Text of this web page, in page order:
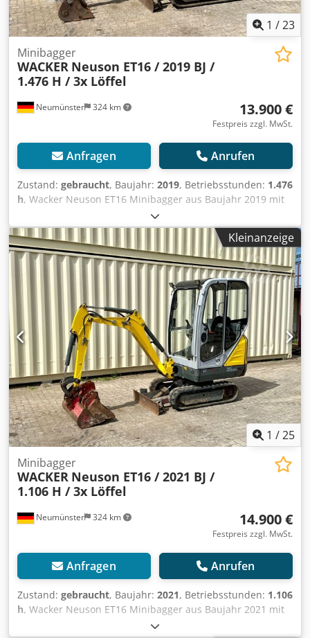
1 /23
Neumünster 324 km
Minibagger
WACKER Neuson ET16 / 2019 BJ /
1.476 H / 3x Löffel
13.900 €
Festpreis zzgl. MwSt.
Anfragen Anrufen
Zustand: gebraucht, Baujahr: 2019, Betriebsstunden: 1.476
h, Wacker Neuson ET16 Minibagger aus Baujahr 2019 mit
1.476 Betriebsstunden: ----* Hersteller: Wacker Neuson *
Typ: ET16 * Baujahr: 2019 * Abgelesene Betriebsstunden:
ca. 1.476 * Betriebsgewicht: ca. 1.715 Kg * Inkl. 3 x Löffel *
Volle Kabine * Verbreiterbares Laufwerk Crsdpfxjzq Aigj
Amujf * Video auf Anfrage * Preis: 13.900 Euro, netto +
19% MwSt. ---- Für weitere Fragen bitte anrufen: For more
question please call: Erik Kortum: Whats App ?Alle
Angaben ohne Gewähr und Garantie, Irrtümer und
Zwischenverkauf vorbehalten. ?
Kleinanzeige
1 /25
Neumünster 324 km
Minibagger
WACKER Neuson ET16 / 2021 BJ /
1.106 H / 3x Löffel
14.900 €
Festpreis zzgl. MwSt.
Anfragen Anrufen
Zustand: gebraucht, Baujahr: 2021, Betriebsstunden: 1.106
h, Wacker Neuson ET16 Minibagger aus Baujahr 2021 mit
1.106 Betriebsstunden: ----* Hersteller: Wacker Neuson *